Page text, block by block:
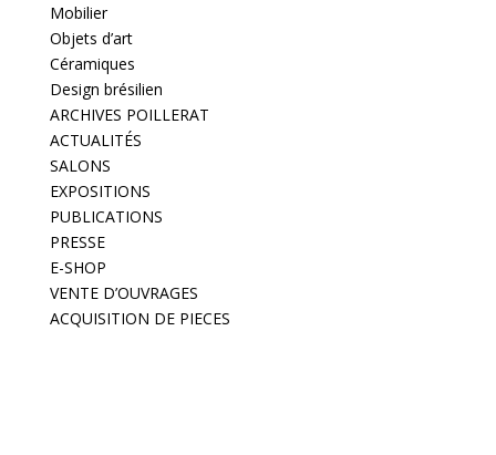
Mobilier
Objets d’art
Céramiques
Design brésilien
ARCHIVES POILLERAT
ACTUALITÉS
SALONS
EXPOSITIONS
PUBLICATIONS
PRESSE
E-SHOP
VENTE D’OUVRAGES
ACQUISITION DE PIECES